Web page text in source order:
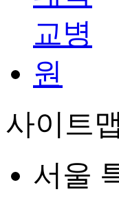
사이트
서울